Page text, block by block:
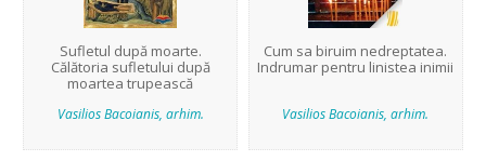
Sufletul după moarte.
Călătoria sufletului după
moartea trupească
Vasilios Bacoianis, arhim.
Cum sa biruim nedreptatea.
Indrumar pentru linistea inimii
Vasilios Bacoianis, arhim.